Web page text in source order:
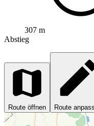
307 m
Abstieg
Route öffnen Route